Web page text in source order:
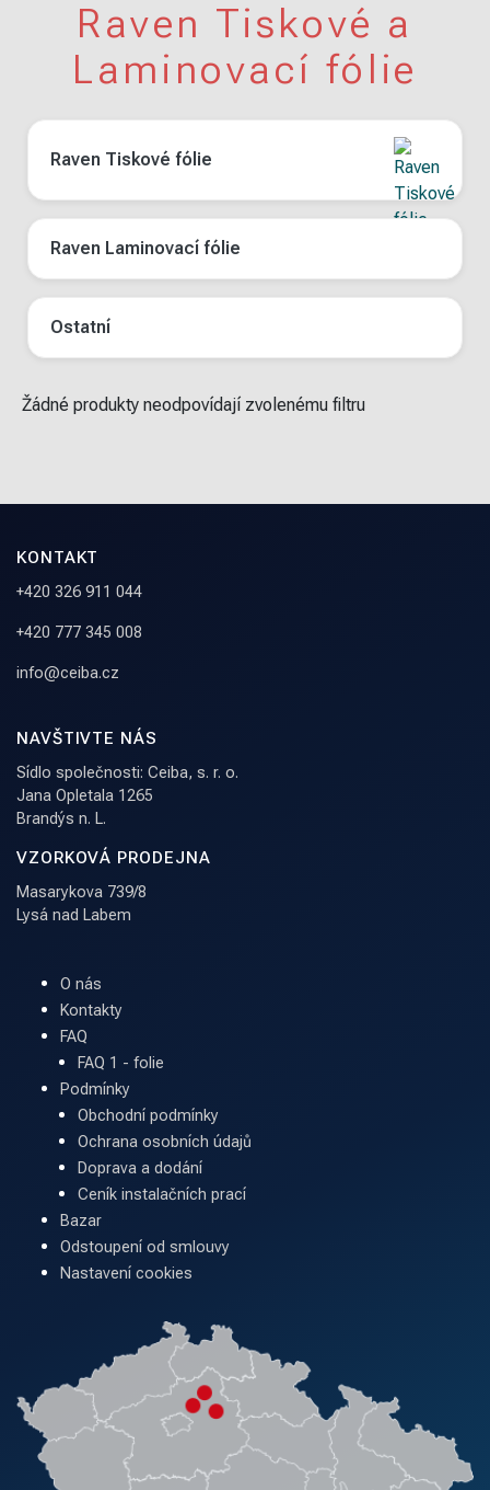
Raven Tiskové a
Laminovací fólie
Raven Tiskové fólie
Raven Laminovací fólie
Ostatní
Žádné produkty neodpovídají zvolenému filtru
KONTAKT
+420 326 911 044
+420 777 345 008
info@ceiba.cz
NAVŠTIVTE NÁS
Sídlo společnosti: Ceiba, s. r. o.
Jana Opletala 1265
Brandýs n. L.
VZORKOVÁ PRODEJNA
Masarykova 739/8
Lysá nad Labem
O nás
Kontakty
FAQ
FAQ 1 - folie
Podmínky
Obchodní podmínky
Ochrana osobních údajů
Doprava a dodání
Ceník instalačních prací
Bazar
Odstoupení od smlouvy
Nastavení cookies